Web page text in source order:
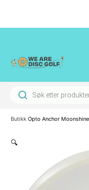
innholdet
Products search
Butikk Opto Anchor Moonshine
🔍